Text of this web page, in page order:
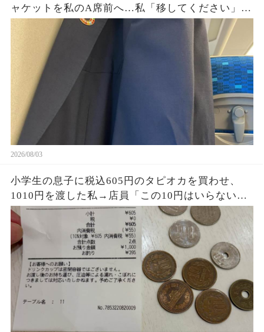
ャケットを私のA席前へ…私「移してください」男
「上着くらいいいだろ」→社章を見た向かいの乗
客が名刺を差し出し…
2026/08/03
小学生の息子に税込605円のタピオカを買わせ、
1010円を渡した私→店員「この10円はいらない
よ」息子が395円のお釣りとレシートを持ち帰り、
私は思わず「なんで…？」